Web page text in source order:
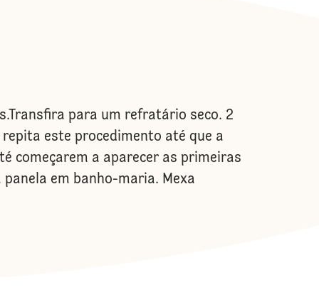
para um refratário seco. 2
este procedimento até que a
começarem a aparecer as primeiras
em banho-maria. Mexa